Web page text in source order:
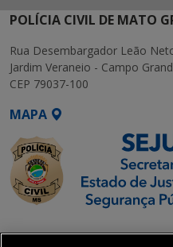
POLÍCIA CIVIL DE MATO
Rua Desembargador Leão
Jardim Veraneio - Campo
CEP 79037-100
MAPA